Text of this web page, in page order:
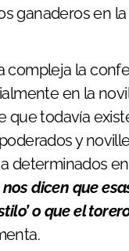
ganaderos en
en la
que todavía
y
determinados
nos dicen que
o que el